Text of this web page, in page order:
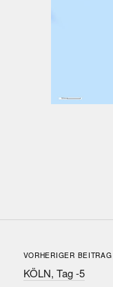
VORHERIGER BEITRAG
KÖLN, Tag -5